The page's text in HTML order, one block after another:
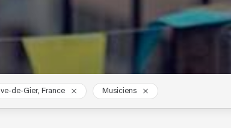
de-Gier, France Musiciens